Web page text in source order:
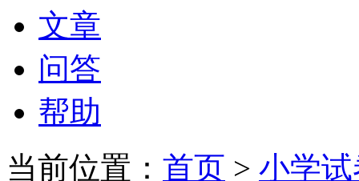
文章
问答
帮助
当前位置： 首页 > 小学